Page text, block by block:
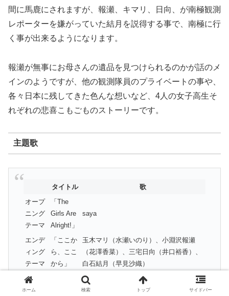
間に馬鹿にされますが、報瀬、キマリ、日向、が南極観測
レポーターを嫌がっていた結月を説得する事で、南極に行
く事が出来るようになります。
報瀬が無事にお母さんの遺品を見つけられるのかが話のメ
インのようですが、他の観測隊員のプライベートの事や、
各々日本に残してきた色んな想いなど、4人の女子高生そ
れぞれの悲喜こもごものストーリーです。
主題歌
タイトル
歌
オープ
ニング
テーマ
「The
Girls Are
Alright!」
saya
エンデ
ィング
テーマ
「ここか
ら、ここ
から」
玉木マリ（水瀬いのり）、小淵沢報瀬
（花澤香菜）、三宅日向（井口裕香）、
白石結月（早見沙織）
ホーム 検索 トップ サイドバー